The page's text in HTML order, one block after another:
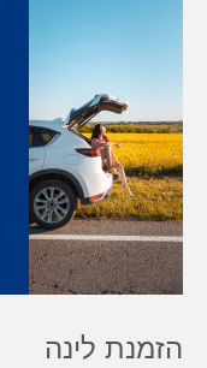
הזמנת לינה